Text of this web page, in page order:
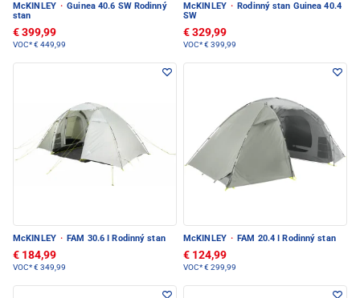
McKINLEY · Guinea 40.6 SW Rodinný
stan
€ 399,99
VOC*€ 449,99
McKINLEY · Rodinný stan Guinea 40.4
SW
€ 329,99
VOC*€ 399,99
McKINLEY · FAM 30.6 I Rodinný stan
€ 184,99
VOC*€ 349,99
McKINLEY · FAM 20.4 I Rodinný stan
€ 124,99
VOC*€ 299,99